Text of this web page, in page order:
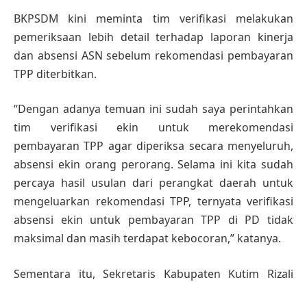
BKPSDM kini meminta tim verifikasi melakukan
pemeriksaan lebih detail terhadap laporan kinerja
dan absensi ASN sebelum rekomendasi pembayaran
TPP diterbitkan.
“Dengan adanya temuan ini sudah saya perintahkan
tim verifikasi ekin untuk merekomendasi
pembayaran TPP agar diperiksa secara menyeluruh,
absensi ekin orang perorang. Selama ini kita sudah
percaya hasil usulan dari perangkat daerah untuk
mengeluarkan rekomendasi TPP, ternyata verifikasi
absensi ekin untuk pembayaran TPP di PD tidak
maksimal dan masih terdapat kebocoran,” katanya.
Sementara itu, Sekretaris Kabupaten Kutim Rizali